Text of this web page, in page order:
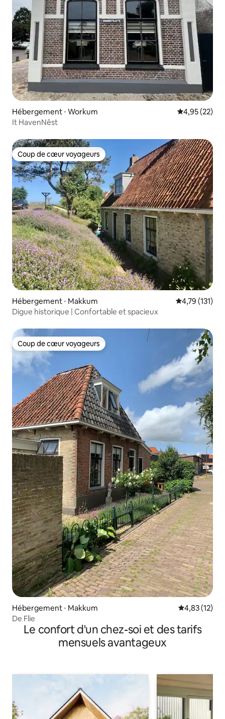
Hébergement ⋅ Workum Évaluation
4,95 (22)
It HavenNêst
Coup de cœur voyageurs
Coup de cœur voyageurs
Hébergement ⋅ Makkum Évaluation
4,79 (131)
Digue historique | Confortable et spacieux
Coup de cœur voyageurs
Coup de cœur voyageurs
Hébergement ⋅ Makkum Évaluation
4,83 (12)
De Flie
Le confort d'un chez-soi et des tarifs
mensuels avantageux